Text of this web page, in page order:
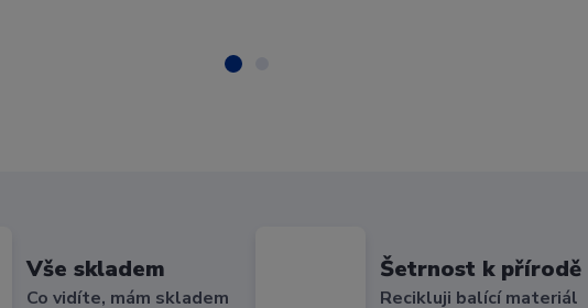
Vše skladem
Co vidíte, mám skladem
Šetrnost k přírodě
Recikluji balící materiál